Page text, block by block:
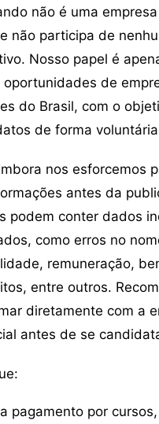
não é uma
não participa de
Nosso papel é
de
do Brasil, com o
de forma
nos esforcemos
antes da
podem conter dados
como erros no
remuneração,
entre outros.
diretamente com a
antes de se
pagamento por cursos,